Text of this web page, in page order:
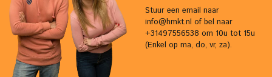
Stuur een email naar
info@hmkt.nl of bel naar
+31497556538 om 10u tot 15u
(Enkel op ma, do, vr, za).